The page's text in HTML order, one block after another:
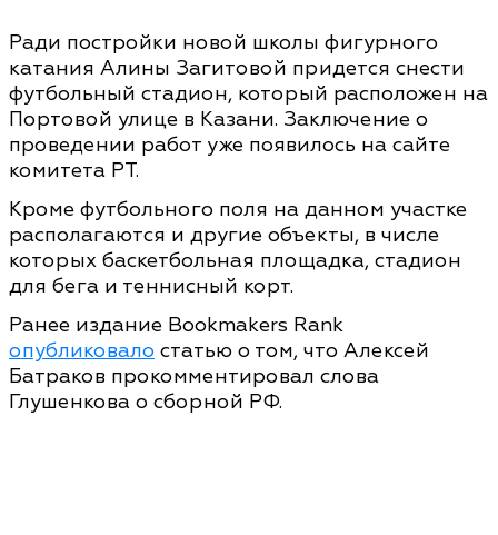
Ради постройки новой школы фигурного
катания Алины Загитовой придется снести
футбольный стадион, который расположен на
Портовой улице в Казани. Заключение о
проведении работ уже появилось на сайте
комитета РТ.
Кроме футбольного поля на данном участке
располагаются и другие объекты, в числе
которых баскетбольная площадка, стадион
для бега и теннисный корт.
Ранее издание Bookmakers Rank
опубликовало статью о том, что Алексей
Батраков прокомментировал слова
Глушенкова о сборной РФ.